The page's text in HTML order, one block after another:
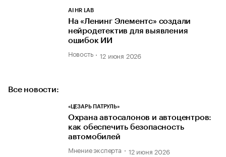
AI HR LAB
На «Ленинг Элементс» создали
нейродетектив для выявления
ошибок ИИ
Новость 12 июня 2026
Все новости:
«ЦЕЗАРЬ ПАТРУЛЬ»
Охрана автосалонов и автоцентров:
как обеспечить безопасность
автомобилей
Мнение эксперта 12 июня 2026